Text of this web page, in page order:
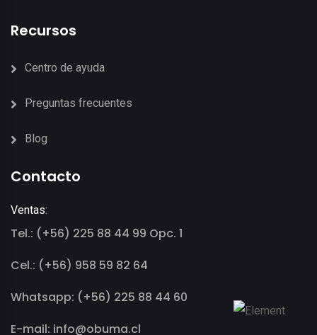
Recursos
Centro de ayuda
Preguntas frecuentes
Blog
Contacto
Ventas:
Tel.: (+56) 225 88 44 99 Opc. 1
Cel.: (+56) 958 59 82 64
Whatsapp: (+56) 225 88 44 60
E-mail: info@obuma.cl